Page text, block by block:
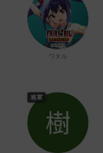
ワタル
将軍